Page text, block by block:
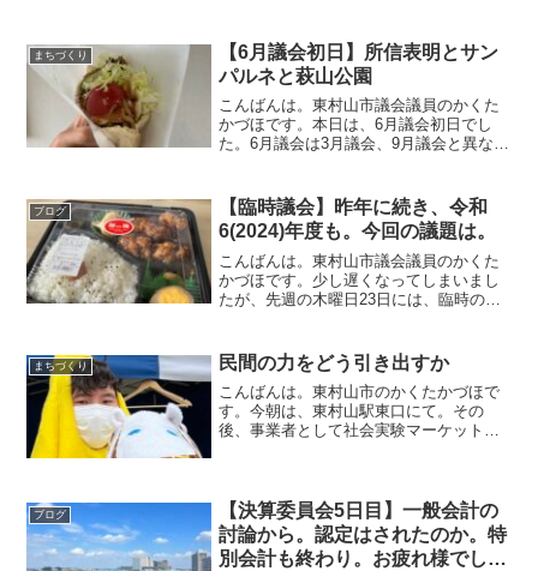
山市美住リサイクルショップ条例の一部
を改正する条例各施設...
まちづくり
【6月議会初日】所信表明とサン
パルネと萩山公園
こんばんは。東村山市議会議員のかくた
かづほです。本日は、6月議会初日でし
た。6月議会は3月議会、9月議会と異な
ています。今日から始まり、25日まで。
本会議→一般質問3日...
ブログ
【臨時議会】昨年に続き、令和
6(2024)年度も。今回の議題は。
こんばんは。東村山市議会議員のかくた
かづほです。少し遅くなってしまいまし
たが、先週の木曜日23日には、臨時の議
の役割を決めることがメインでしたが、
今回は異なるものでした...
まちづくり 民間の力をどう引き出すか
こんばんは。東村山市のかくたかづほで
す。今朝は、東村山駅東口にて。その
後、事業者として社会実験マーケット
のように活用していくかを実...
ブログ
【決算委員会5日目】一般会計の
討論から。認定はされたのか。特
別会計も終わり。お疲れ様でし